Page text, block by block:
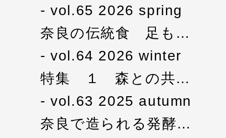
vol.65 2026 spring
奈良の伝統食 足も…
vol.64 2026 winter
特集 １ 森との共…
vol.63 2025 autumn
奈良で造られる発酵…